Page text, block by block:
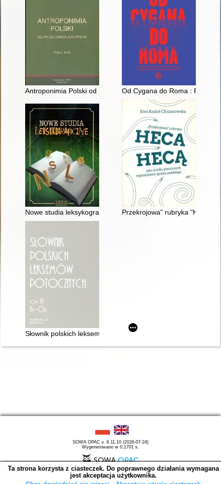
Antroponimia Polski od XVI do końca XVIII wieku : wybór
Od Cygana do Roma :
Nowe studia leksykograficzne Przekrojowa" rubryka "Heca
Słownik polskich leksemów potocznych. T. 6,
SOWA OPAC v. 6.11.10 (2026-07-24)
Wygenerowano w 0,1701 s.
Ta strona korzysta z ciasteczek. Do poprawnego działania wymagana
jest akceptacja użytkownika.